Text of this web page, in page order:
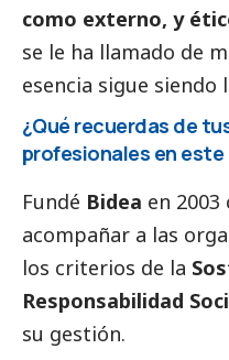
como externo, y
se le ha llamado de
esencia sigue siendo
¿Qué recuerdas de
profesionales en
Fundé Bidea en
acompañar a las
los criterios de la
Responsabilidad
su gestión.